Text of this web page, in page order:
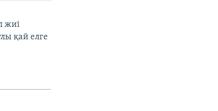
жиі
қай елге